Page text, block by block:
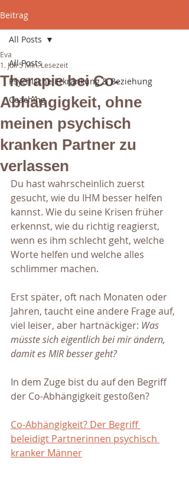
Beitrag
All Posts
Psychische Erkrankung & Beziehung
Coaching
All Posts
Therapie bei Co-
Abhängigkeit, ohne
meinen psychisch
kranken Partner zu
verlassen
Eva
1. Juli 5 Min. Lesezeit
Du hast wahrscheinlich zuerst
gesucht, wie du IHM besser helfen
kannst. Wie du seine Krisen früher
erkennst, wie du richtig reagierst,
wenn es ihm schlecht geht, welche
Worte helfen und welche alles
schlimmer machen.
Erst später, oft nach Monaten oder
Jahren, taucht eine andere Frage auf,
viel leiser, aber hartnäckiger: Was
müsste sich eigentlich bei mir ändern,
damit es MIR besser geht?
In dem Zuge bist du auf den Begriff
der Co-Abhängigkeit gestoßen?
Co-Abhängigkeit? Der Begriff
beleidigt Partnerinnen psychisch
kranker Männer